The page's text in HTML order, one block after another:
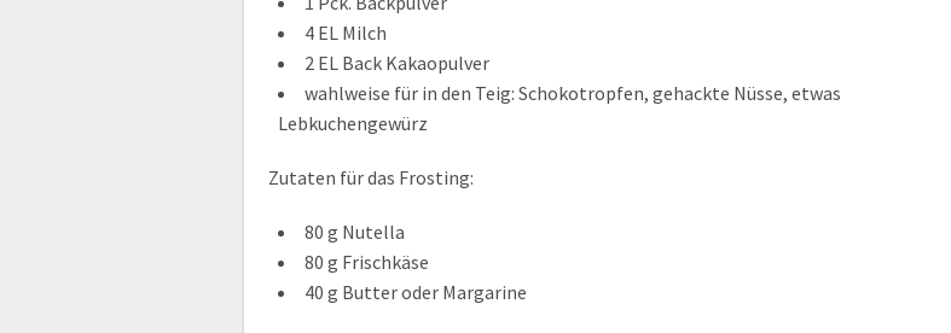
4 EL Milch
2 EL Back Kakaopulver
wahlweise für in den Teig: Schokotropfen, gehackte Nüsse, etwas
Lebkuchengewürz
Zutaten für das Frosting:
80 g Nutella
80 g Frischkäse
40 g Butter oder Margarine